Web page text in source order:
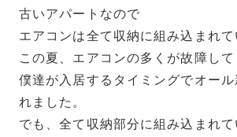
古いアパートなので
エアコンは全て収納に組み込まれ
この夏、エアコンの多くが故障し
僕達が入居するタイミングでオール
れました。
でも、全て収納部分に組み込まれ